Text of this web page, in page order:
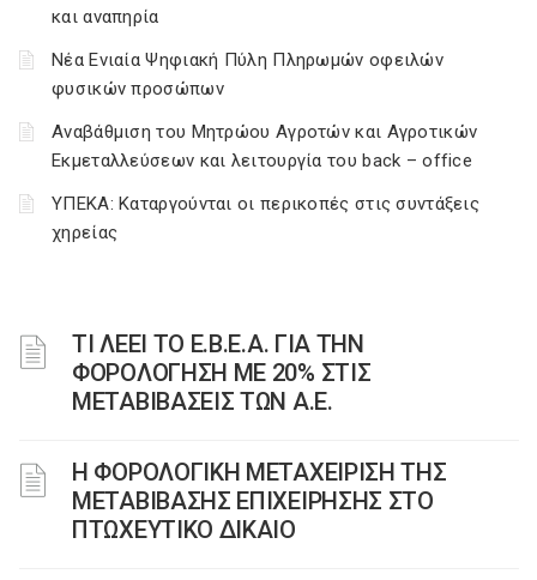
και αναπηρία
Νέα Ενιαία Ψηφιακή Πύλη Πληρωμών οφειλών
φυσικών προσώπων
Αναβάθμιση του Μητρώου Αγροτών και Αγροτικών
Εκμεταλλεύσεων και λειτουργία του back – office
ΥΠΕΚΑ: Καταργούνται οι περικοπές στις συντάξεις
χηρείας
ΤΙ ΛΕΕΙ ΤΟ Ε.Β.Ε.Α. ΓΙΑ ΤΗΝ
ΦΟΡΟΛΟΓΗΣΗ ΜΕ 20% ΣΤΙΣ
ΜΕΤΑΒΙΒΑΣΕΙΣ ΤΩΝ Α.Ε.
H ΦΟΡΟΛΟΓΙΚΗ ΜΕΤΑΧΕΙΡΙΣΗ ΤΗΣ
ΜΕΤΑΒΙΒΑΣΗΣ ΕΠΙΧΕΙΡΗΣΗΣ ΣΤΟ
ΠΤΩΧΕΥΤΙΚΟ ΔΙΚΑΙΟ